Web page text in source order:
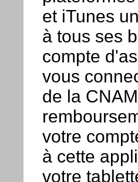
et iTunes
à tous ses
compte
vous
de la
votre
à cette
votre